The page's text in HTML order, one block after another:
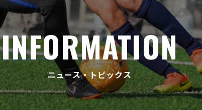
INFORMATION
ニュース・トピックス